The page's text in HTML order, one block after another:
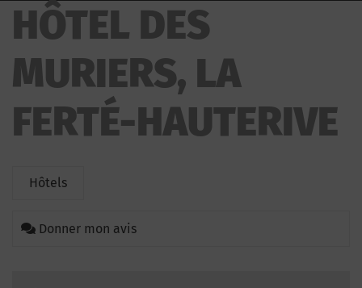
HÔTEL DES
MURIERS, LA
FERTÉ-HAUTERIVE
Hôtels
Donner mon avis